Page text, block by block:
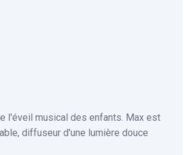
l'éveil musical des enfants. Max est
diffuseur d'une lumière douce